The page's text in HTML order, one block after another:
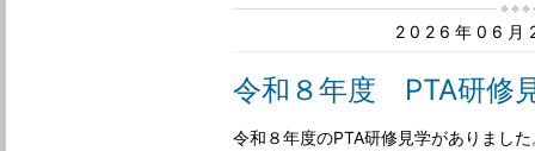
2026年06月
令和８年度 PTA研修
令和８年度のPTA研修見学がありまし